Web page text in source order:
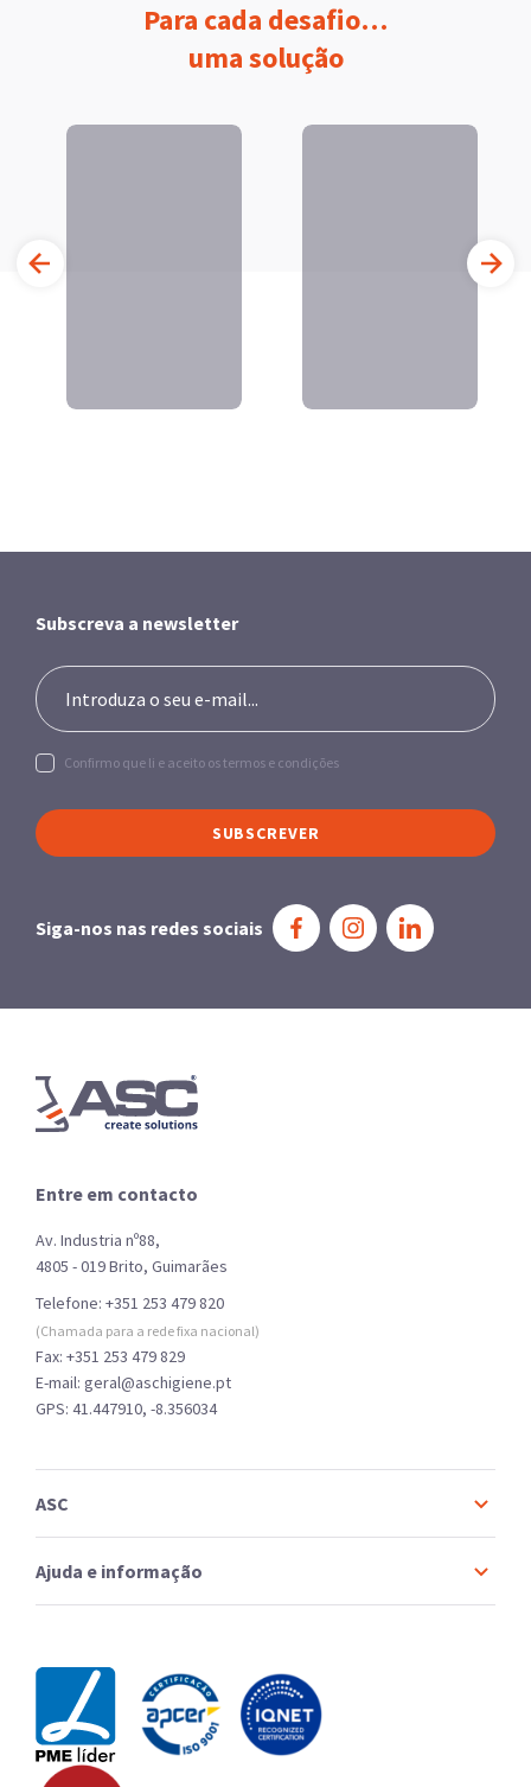
Para cada desafio…
uma solução
Subscreva a newsletter
Confirmo que li e aceito os termos e condições
SUBSCREVER
Siga-nos nas redes sociais
Entre em contacto
Av. Industria nº88,
4805 - 019 Brito, Guimarães
Telefone: +351 253 479 820
(Chamada para a rede fixa nacional)
Fax: +351 253 479 829
E-mail: geral@aschigiene.pt
GPS: 41.447910, -8.356034
ASC
Ajuda e informação